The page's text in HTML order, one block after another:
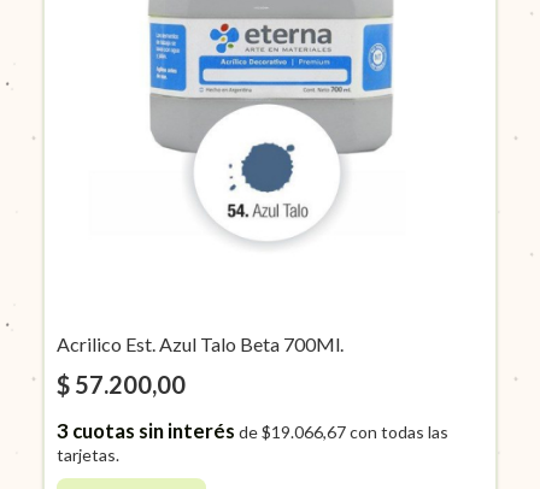
Acrilico Est. Azul Talo Beta 700Ml.
$ 57.200,00
3cuotas sin interés de$19.066,67con todas las
tarjetas.